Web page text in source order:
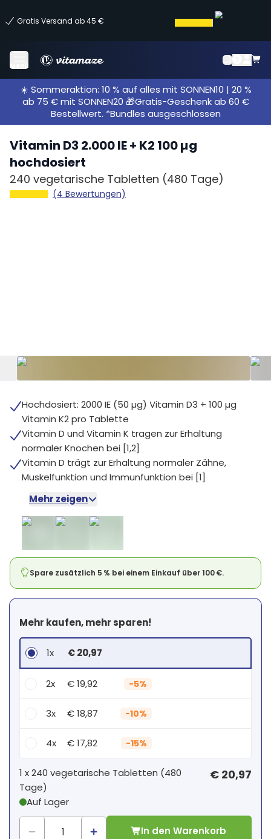
Gratis Versand ab 45 €
Menü
☀️ Sommeraktion: 10 % auf alles mit SONNEN10 | 20 %
ab 75 € mit SONNEN20 🎁Gratis-Geschenk ab 60 €
Bestellwert. *Bundles ausgeschlossen
Vitamin D3 2.000 IE + K2 100 µg
hochdosiert
240 vegetarische Tabletten (480 Tage)
(4 Bewertungen)
Hochdosiert: 2000 IE (50 µg) Vitamin D3 + 100 µg
Vitamin K2 pro Tablette
Vitamin D und Vitamin K tragen zur Erhaltung
normaler Knochen bei [1,2]
Vitamin D trägt zur Erhaltung normaler Zähne,
Muskelfunktion und Immunfunktion bei [1]
Mehr zeigen
Spare zusätzlich 5 % bei einem Einkauf über 100 €.
Mehr kaufen, mehr sparen!
1x € 20,97
2x € 19,92 -5%
3x € 18,87 -10%
4x € 17,82 -15%
Dein persönlicher Rabatt
1
1 x240 vegetarische Tabletten (480
Tage)
Auf Lager
€ 20,97
In den Warenkorb